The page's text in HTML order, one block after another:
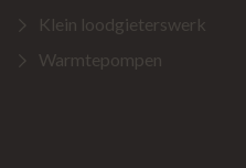
Klein loodgieterswerk
Warmtepompen